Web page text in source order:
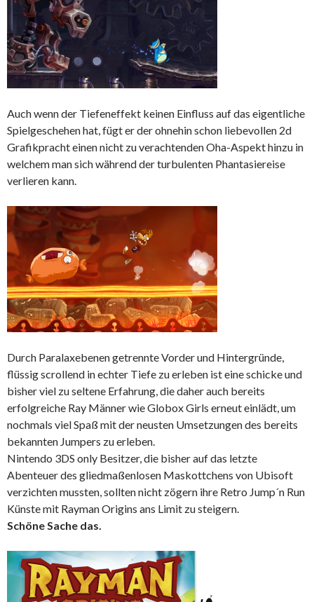
Auch wenn der Tiefeneffekt keinen Einfluss auf das eigentliche
Spielgeschehen hat, fügt er der ohnehin schon liebevollen 2d
Grafikpracht einen nicht zu verachtenden Oha-Aspekt hinzu in
welchem man sich während der turbulenten Phantasiereise
verlieren kann.
Durch Paralaxebenen getrennte Vorder und Hintergründe,
flüssig scrollend in echter Tiefe zu erleben ist eine schicke und
bisher viel zu seltene Erfahrung, die daher auch bereits
erfolgreiche Ray Männer wie Globox Girls erneut einlädt, um
nochmals viel Spaß mit der neusten Umsetzungen des bereits
bekannten Jumpers zu erleben.
Nintendo 3DS only Besitzer, die bisher auf das letzte
Abenteuer des gliedmaßenlosen Maskottchens von Ubisoft
verzichten mussten, sollten nicht zögern ihre Retro Jump´n Run
Künste mit Rayman Origins ans Limit zu steigern.
Schöne Sache das.